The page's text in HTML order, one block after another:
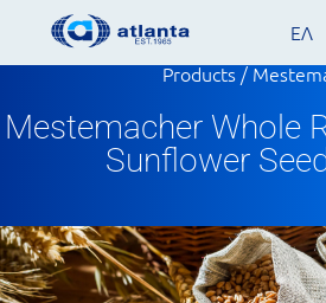
ΕΛ
Products/
Mestemacher Whole
Sunflower